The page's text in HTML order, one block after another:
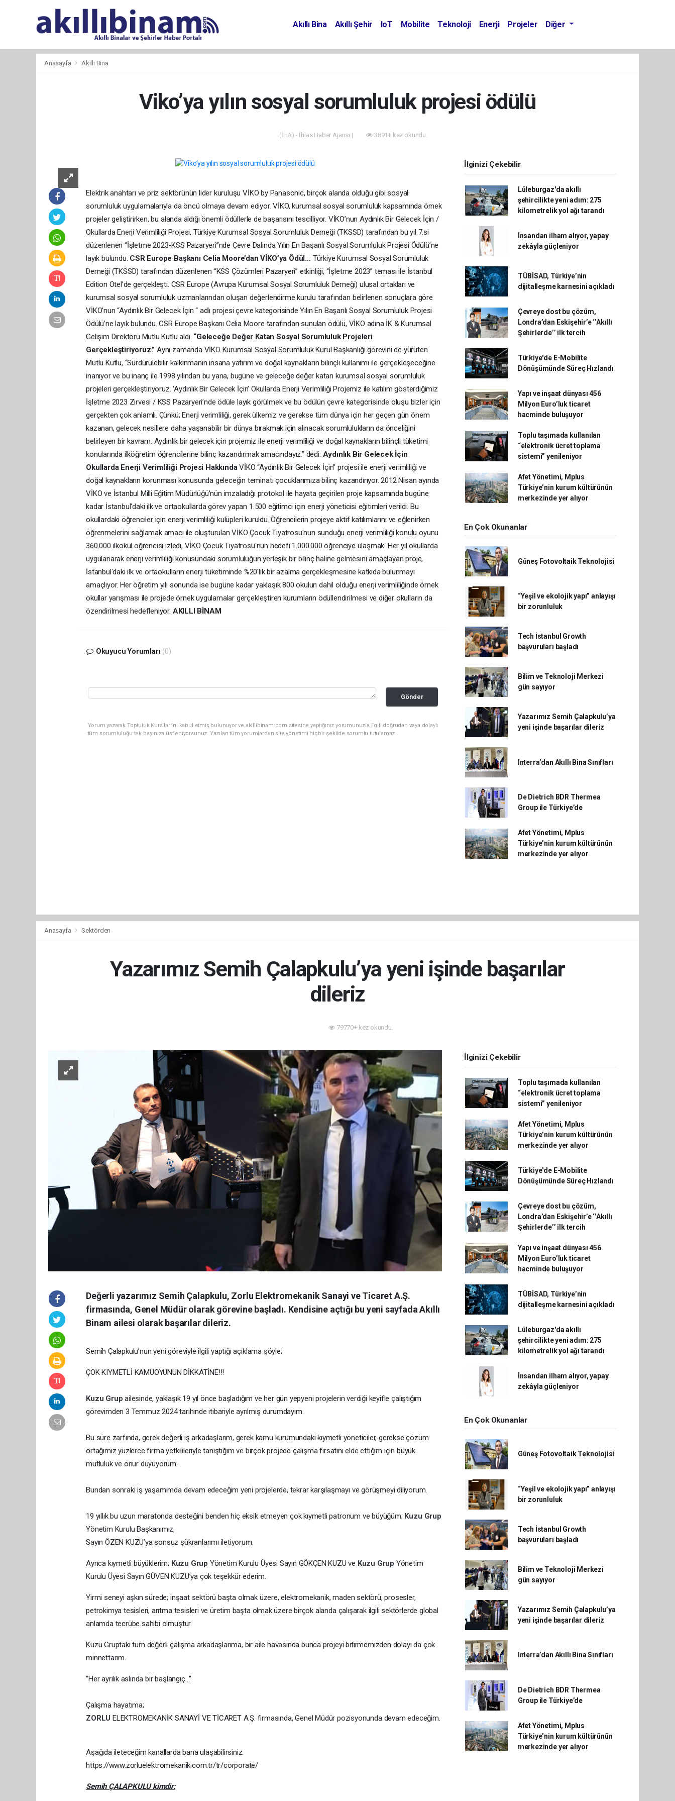
Akıllı Bina Akıllı Şehir IoT Mobilite Teknoloji Enerji Projeler Diğer
Anasayfa Akıllı Bina
Viko’ya yılın sosyal sorumluluk projesi ödülü
(İHA) - İhlas Haber Ajansı | 3891+ kez okundu.
Elektrik anahtarı ve priz sektörünün lider kuruluşu VİKO by Panasonic, birçok alanda olduğu gibi sosyal
sorumluluk uygulamalarıyla da öncü olmaya devam ediyor. VİKO, kurumsal sosyal sorumluluk kapsamında örnek
projeler geliştirirken, bu alanda aldığı önemli ödüllerle de başarısını tescilliyor. VİKO’nun Aydınlık Bir Gelecek İçin /
Okullarda Enerji Verimliliği Projesi, Türkiye Kurumsal Sosyal Sorumluluk Derneği (TKSSD) tarafından bu yıl 7.si
düzenlenen “İşletme 2023-KSS Pazaryeri”nde Çevre Dalında Yılın En Başarılı Sosyal Sorumluluk Projesi Ödülü’ne
layık bulundu. CSR Europe Başkanı Celia Moore’dan VİKO’ya Ödül… Türkiye Kurumsal Sosyal Sorumluluk
Derneği (TKSSD) tarafından düzenlenen “KSS Çözümleri Pazaryeri” etkinliği, “İşletme 2023” teması ile İstanbul
Edition Otel’de gerçekleşti. CSR Europe (Avrupa Kurumsal Sosyal Sorumluluk Derneği) ulusal ortakları ve
kurumsal sosyal sorumluluk uzmanlarından oluşan değerlendirme kurulu tarafından belirlenen sonuçlara göre
VİKO’nun “Aydınlık Bir Gelecek İçin “ adlı projesi çevre kategorisinde Yılın En Başarılı Sosyal Sorumluluk Projesi
Ödülü’ne layık bulundu. CSR Europe Başkanı Celia Moore tarafından sunulan ödülü, VİKO adına İK & Kurumsal
Gelişim Direktörü Mutlu Kutlu aldı. “Geleceğe Değer Katan Sosyal Sorumluluk Projeleri
Gerçekleştiriyoruz.” Aynı zamanda VİKO Kurumsal Sosyal Sorumluluk Kurul Başkanlığı görevini de yürüten
Mutlu Kutlu, “Sürdürülebilir kalkınmanın insana yatırım ve doğal kaynakların bilinçli kullanımı ile gerçekleşeceğine
inanıyor ve bu inanç ile 1998 yılından bu yana, bugüne ve geleceğe değer katan kurumsal sosyal sorumluluk
projeleri gerçekleştiriyoruz. ‘Aydınlık Bir Gelecek İçin’ Okullarda Enerji Verimliliği Projemiz ile katılım gösterdiğimiz
İşletme 2023 Zirvesi / KSS Pazaryeri’nde ödüle layık görülmek ve bu ödülün çevre kategorisinde oluşu bizler için
gerçekten çok anlamlı. Çünkü; Enerji verimliliği, gerek ülkemiz ve gerekse tüm dünya için her geçen gün önem
kazanan, gelecek nesillere daha yaşanabilir bir dünya bırakmak için alınacak sorumlulukların da önceliğini
belirleyen bir kavram. Aydınlık bir gelecek için projemiz ile enerji verimliliği ve doğal kaynakların bilinçli tüketimi
konularında ilköğretim öğrencilerine bilinç kazandırmak amacındayız.” dedi. Aydınlık Bir Gelecek İçin
Okullarda Enerji Verimliliği Projesi HakkındaVİKO “Aydınlık Bir Gelecek İçin” projesi ile enerji verimliliği ve
doğal kaynakların korunması konusunda geleceğin teminatı çocuklarımıza bilinç kazandırıyor. 2012 Nisan ayında
VİKO ve İstanbul Milli Eğitim Müdürlüğü'nün imzaladığı protokol ile hayata geçirilen proje kapsamında bugüne
kadar İstanbul'daki ilk ve ortaokullarda görev yapan 1.500 eğitimci için enerji yöneticisi eğitimleri verildi. Bu
okullardaki öğrenciler için enerji verimliliği kulüpleri kuruldu. Öğrencilerin projeye aktif katılımlarını ve eğlenirken
öğrenmelerini sağlamak amacı ile oluşturulan VİKO Çocuk Tiyatrosu'nun sunduğu enerji verimliliği konulu oyunu
360.000 ilkokul öğrencisi izledi, VİKO Çocuk Tiyatrosu'nun hedefi 1.000.000 öğrenciye ulaşmak. Her yıl okullarda
uygulanarak enerji verimliliği konusundaki sorumluluğun yerleşik bir bilinç haline gelmesini amaçlayan proje,
İstanbul'daki ilk ve ortaokulların enerji tüketiminde %20'lik bir azalma gerçekleşmesine katkıda bulunmayı
amaçlıyor. Her öğretim yılı sonunda ise bugüne kadar yaklaşık 800 okulun dahil olduğu enerji verimliliğinde örnek
okullar yarışması ile projede örnek uygulamalar gerçekleştiren kurumların ödüllendirilmesi ve diğer okulların da
özendirilmesi hedefleniyor. AKILLI BİNAM
Okuyucu Yorumları (0)
Gönder
Yorum yazarak Topluluk Kuralları’nı kabul etmiş bulunuyor ve akillibinam.com sitesine yaptığınız yorumunuzla ilgili doğrudan veya dolaylı
tüm sorumluluğu tek başınıza üstleniyorsunuz. Yazılan tüm yorumlardan site yönetimi hiçbir şekilde sorumlu tutulamaz.
İlginizi Çekebilir
Lüleburgaz'da akıllı
şehircilikte yeni adım: 275
kilometrelik yol ağı tarandı
İnsandan ilham alıyor, yapay
zekâyla güçleniyor
TÜBİSAD, Türkiye’nin
dijitalleşme karnesini açıkladı
Çevreye dost bu çözüm,
Londra’dan Eskişehir’e ‘’Akıllı
Şehirlerde’’ ilk tercih
Türkiye'de E-Mobilite
Dönüşümünde Süreç Hızlandı
Yapı ve inşaat dünyası 456
Milyon Euro’luk ticaret
hacminde buluşuyor
Toplu taşımada kullanılan
“elektronik ücret toplama
sistemi” yenileniyor
Afet Yönetimi, Mplus
Türkiye’nin kurum kültürünün
merkezinde yer alıyor
En Çok Okunanlar
Güneş Fotovoltaik Teknolojisi
“Yeşil ve ekolojik yapı” anlayışı
bir zorunluluk
Tech İstanbul Growth
başvuruları başladı
Bilim ve Teknoloji Merkezi
gün sayıyor
Yazarımız Semih Çalapkulu’ya
yeni işinde başarılar dileriz
Interra’dan Akıllı Bina Sınıfları
De Dietrich BDR Thermea
Group ile Türkiye’de
Afet Yönetimi, Mplus
Türkiye’nin kurum kültürünün
merkezinde yer alıyor
Anasayfa Sektörden
Yazarımız Semih Çalapkulu’ya yeni işinde başarılar
dileriz
79770+ kez okundu.
Değerli yazarımız Semih Çalapkulu, Zorlu Elektromekanik Sanayi ve Ticaret A.Ş.
firmasında, Genel Müdür olarak görevine başladı. Kendisine açtığı bu yeni sayfada Akıllı
Binam ailesi olarak başarılar dileriz.
Semih Çalapkulu’nun yeni göreviyle ilgili yaptığı açıklama şöyle;
ÇOK KIYMETLİ KAMUOYUNUN DİKKATİNE!!!
Kuzu Grupailesinde, yaklaşık 19 yıl önce başladığım ve her gün yepyeni projelerin verdiği keyifle çalıştığım
görevimden 3 Temmuz 2024 tarihinde itibariyle ayrılmış durumdayım.
Bu süre zarfında, gerek değerli iş arkadaşlarım, gerek kamu kurumundaki kıymetli yöneticiler, gerekse çözüm
ortağımız yüzlerce firma yetkilileriyle tanıştığım ve birçok projede çalışma fırsatını elde ettiğim için büyük
mutluluk ve onur duyuyorum.
Bundan sonraki iş yaşamımda devam edeceğim yeni projelerde, tekrar karşılaşmayı ve görüşmeyi diliyorum.
19 yıllık bu uzun maratonda desteğini benden hiç eksik etmeyen çok kıymetli patronum ve büyüğüm; Kuzu Grup
Yönetim Kurulu Başkanımız,
Sayın ÖZEN KUZU’ya sonsuz şükranlarımı iletiyorum.
Ayrıca kıymetli büyüklerim; Kuzu Grup Yönetim Kurulu Üyesi Sayın GÖKÇEN KUZU ve Kuzu Grup Yönetim
Kurulu Üyesi Sayın GÜVEN KUZU’ya çok teşekkür ederim.
Yirmi seneyi aşkın sürede; inşaat sektörü başta olmak üzere, elektromekanik, maden sektörü, prosesler,
petrokimya tesisleri, arıtma tesisleri ve üretim başta olmak üzere birçok alanda çalışarak ilgili sektörlerde global
anlamda tecrübe sahibi olmuştur.
Kuzu Gruptaki tüm değerli çalışma arkadaşlarıma, bir aile havasında bunca projeyi bitirmemizden dolayı da çok
minnettarım.
“Her ayrılık aslında bir başlangıç…”
Çalışma hayatıma;
ZORLU ELEKTROMEKANİK SANAYİ VE TİCARET A.Ş. firmasında, Genel Müdür pozisyonunda devam edeceğim.
Aşağıda ileteceğim kanallarda bana ulaşabilirsiniz.
https://www.zorluelektromekanik.com.tr/tr/corporate/
Semih ÇALAPKULU kimdir:
İlginizi Çekebilir
Toplu taşımada kullanılan
“elektronik ücret toplama
sistemi” yenileniyor
Afet Yönetimi, Mplus
Türkiye’nin kurum kültürünün
merkezinde yer alıyor
Türkiye'de E-Mobilite
Dönüşümünde Süreç Hızlandı
Çevreye dost bu çözüm,
Londra’dan Eskişehir’e ‘’Akıllı
Şehirlerde’’ ilk tercih
Yapı ve inşaat dünyası 456
Milyon Euro’luk ticaret
hacminde buluşuyor
TÜBİSAD, Türkiye’nin
dijitalleşme karnesini açıkladı
Lüleburgaz'da akıllı
şehircilikte yeni adım: 275
kilometrelik yol ağı tarandı
İnsandan ilham alıyor, yapay
zekâyla güçleniyor
En Çok Okunanlar
Güneş Fotovoltaik Teknolojisi
“Yeşil ve ekolojik yapı” anlayışı
bir zorunluluk
Tech İstanbul Growth
başvuruları başladı
Bilim ve Teknoloji Merkezi
gün sayıyor
Yazarımız Semih Çalapkulu’ya
yeni işinde başarılar dileriz
Interra’dan Akıllı Bina Sınıfları
De Dietrich BDR Thermea
Group ile Türkiye’de
Afet Yönetimi, Mplus
Türkiye’nin kurum kültürünün
merkezinde yer alıyor